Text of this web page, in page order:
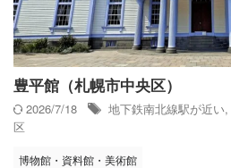
豊平館（札幌市中央区）
2026/7/18
地下鉄南北線駅が近い,
区
博物館・資料館・美術館